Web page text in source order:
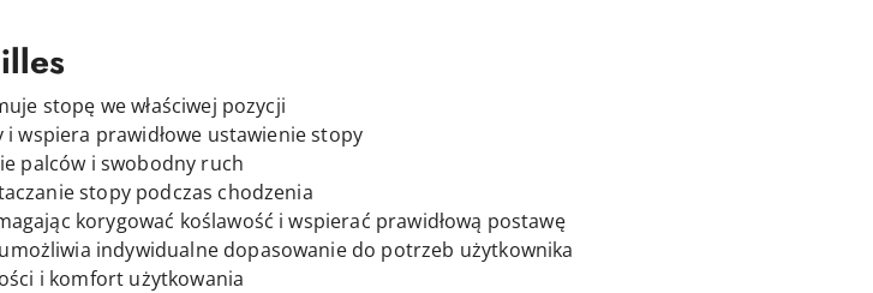
stopę we właściwej pozycji
wspiera prawidłowe ustawienie stopy
palców i swobodny ruch
stopy podczas chodzenia
korygować koślawość i wspierać prawidłową postawę
indywidualne dopasowanie do potrzeb użytkownika
i komfort użytkowania